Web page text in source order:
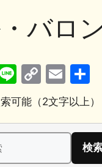
バロ
Li
n
e
C
o
p
y
E
m
ai
l
有
可能（2文字以上）